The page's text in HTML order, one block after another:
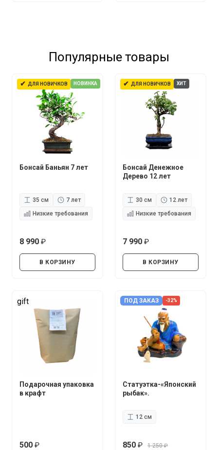
Популярные товары
✔ ДЛЯ НОВИЧКОВ НОВИНКА
Бонсай Баньян 7 лет
35 см
7 лет
Низкие требования
8 990
В КОРЗИНУ
✔ ДЛЯ НОВИЧКОВ ХИТ
Бонсай Денежное
Дерево 12 лет
30 см
12 лет
Низкие требования
7 990
В КОРЗИНУ
gift
Подарочная упаковка
в крафт
500
ПОД ЗАКАЗ -32%
Статуэтка-«Японский
рыбак».
12 см
850
1 250